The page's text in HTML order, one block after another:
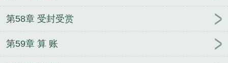
第58章 受封受赏
第59章 算 账